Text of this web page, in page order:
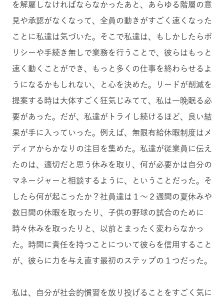
を解雇しなければならなかったあと、あらゆる階層の意
見や承認がなくなって、全員の動きがすごく速くなった
ことに私達は気づいた。そこで私達は、もしかしたらポ
リシーや手続き無しで業務を行うことで、彼らはもっと
速く動くことができ、もっと多くの仕事を終わらせるよ
うになるかもしれない、と心を決めた。リードが削減を
提案する時は大体すごく狂気じみてて、私は一晩眠る必
要があった。だが、私達がトライし続けるほど、良い結
果が手に入っていった。例えば、無限有給休暇制度はメ
ディアからかなりの注目を集めた。私達が従業員に伝え
たのは、適切だと思う休みを取り、何が必要かは自分の
マネージャーと相談するように、ということだった。そ
したら何が起こったか？社員達は１〜２週間の夏休みや
数日間の休暇を取ったり、子供の野球の試合のために
時々休みを取ったりと、以前とまったく変わらなかっ
た。時間に責任を持つことについて彼らを信用すること
が、彼らに力を与え直す最初のステップの１つだった。
私は、自分が社会的慣習を放り投げることをすごく気に